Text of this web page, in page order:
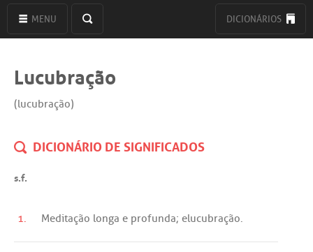
MENU DICIONÁRIOS
Lucubração
(lucubração)
DICIONÁRIO DE SIGNIFICADOS
s.f.
1. Meditação longa e profunda; elucubração.